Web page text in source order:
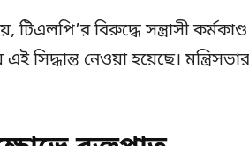
বিরুদ্ধে সন্ত্রাসী
সিদ্ধান্ত নেওয়া হয়েছে।